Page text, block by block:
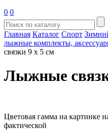
0 0
Главная Каталог Спорт
лыжные комплекты,
связки 9 х 5 см
Лыжные
Цветовая гамма на картинке
фактической